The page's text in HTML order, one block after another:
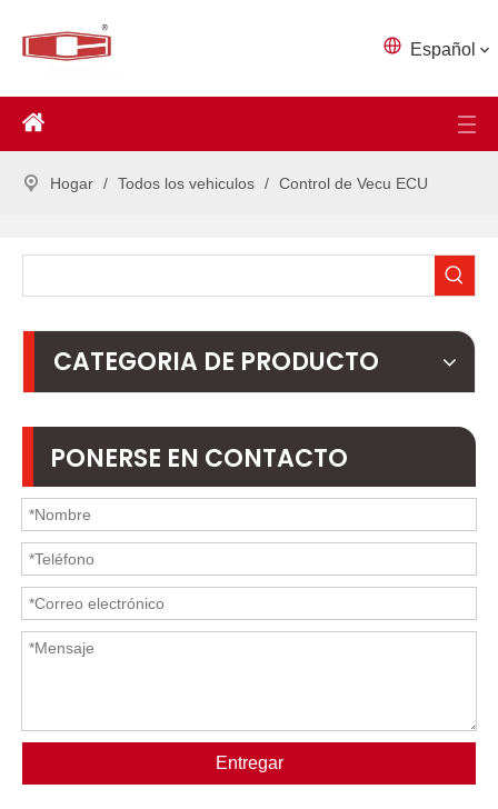
Español
Hogar / Todos los vehiculos / Control de Vecu ECU
CATEGORIA DE PRODUCTO
PONERSE EN CONTACTO
Entregar